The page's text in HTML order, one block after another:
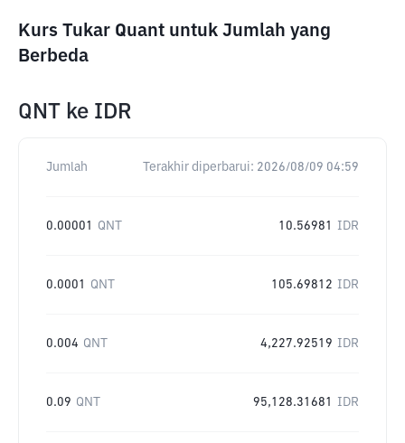
Kurs Tukar Quant untuk Jumlah yang
Berbeda
QNT ke IDR
Jumlah Terakhir diperbarui: 2026/08/09 04:59
0.00001 QNT 10.56981 IDR
0.0001 QNT 105.69812 IDR
0.004 QNT 4,227.92519 IDR
0.09 QNT 95,128.31681 IDR